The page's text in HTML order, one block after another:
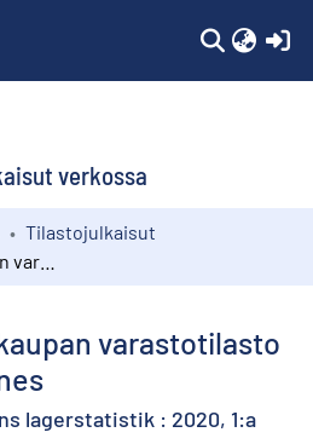
verkossa
Tilastojulkaisut
varastotilasto
lagerstatistik : 2020, 1:a